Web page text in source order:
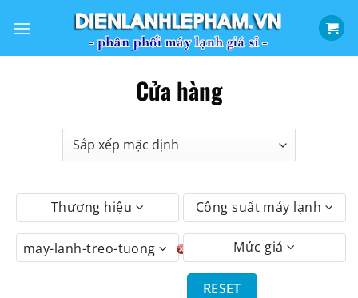
qua
Cửa hàng
Thương hiệu Công suất máy lạnh
may-lanh-treo-tuong Mức giá
RESET